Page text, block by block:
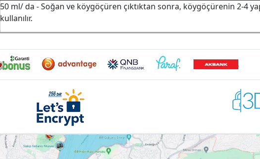
50 ml/ da - Soğan ve köygöçüren çıktıktan sonra, köygöçürenin 2-4
kullanılır.